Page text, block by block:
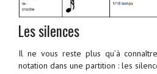
Les silences
Il ne vous reste plus qu’à
notation dans une partition : les